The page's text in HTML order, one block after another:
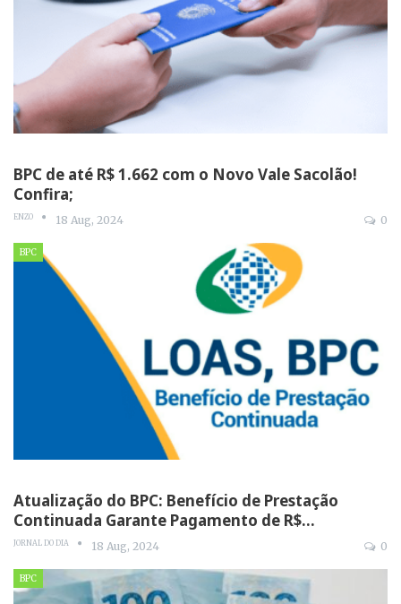
BPC de até R$ 1.662 com o Novo Vale Sacolão!
Confira;
ENZO 18 Aug, 2024 0
BPC
Atualização do BPC: Benefício de Prestação
Continuada Garante Pagamento de R$…
JORNAL DO DIA 18 Aug, 2024 0
BPC